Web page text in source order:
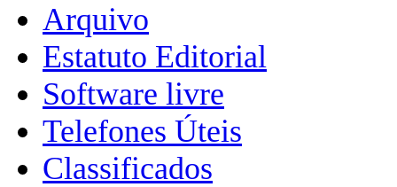
Arquivo
Estatuto Editorial
Software livre
Telefones Úteis
Classificados